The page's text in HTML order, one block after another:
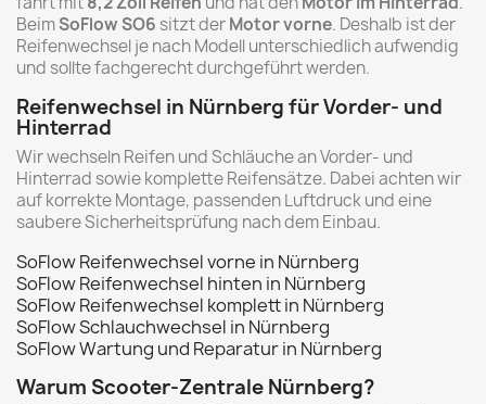
BeimSoFlow SO6 sitzt derMotor vorne. Deshalb ist der
Reifenwechsel je nach Modell unterschiedlich aufwendig
und sollte fachgerecht durchgeführt werden.
Reifenwechsel in Nürnberg für Vorder- und
Hinterrad
Wir wechseln Reifen und Schläuche an Vorder- und
Hinterrad sowie komplette Reifensätze. Dabei achten wir
auf korrekte Montage, passenden Luftdruck und eine
saubere Sicherheitsprüfung nach dem Einbau.
SoFlow Reifenwechsel vorne in Nürnberg
SoFlow Reifenwechsel hinten in Nürnberg
SoFlow Reifenwechsel komplett in Nürnberg
SoFlow Schlauchwechsel in Nürnberg
SoFlow Wartung und Reparatur in Nürnberg
Warum Scooter-Zentrale Nürnberg?